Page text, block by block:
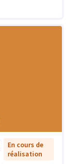
En cours de
réalisation